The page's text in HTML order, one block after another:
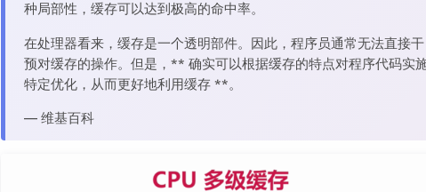
种局部性，缓存可以达到极高的命中率。
在处理器看来，缓存是一个透明部件。因此，程序员通常无法直接干
预对缓存的操作。但是，** 确实可以根据缓存的特点对程序代码实
特定优化，从而更好地利用缓存 **。
— 维基百科